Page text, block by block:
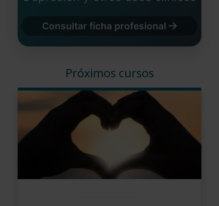
Consultar ficha profesional
Próximos cursos